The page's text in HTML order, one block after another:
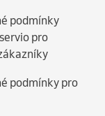
podmínky
pro
podmínky pro